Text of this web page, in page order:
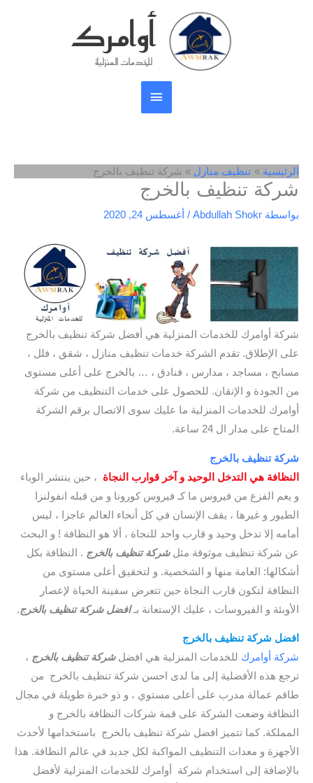
أوامرك
للخدمات المنزلية
القائمة
الرئيسية
الرئيسية تنظيف منازل شركة تنظيف بالخرج
شركة تنظيف بالخرج
بواسطة Abdullah Shokr
/ أغسطس 24, 2020
شركة أوامرك للخدمات المنزلية هي أفضل شركة تنظيف بالخرج
على الإطلاق. تقدم الشركة خدمات تنظيف منازل ، شقق ، فلل ،
مسابح ، مساجد ، مدارس ، فنادق ، … بالخرج على أعلى مستوى
من الجودة و الإتقان. للحصول على خدمات التنظيف من شركة
أوامرك للخدمات المنزلية ما عليك سوى الاتصال برقم الشركة
المتاح على مدار ال 24 ساعة.
شركة تنظيف بالخرج
النظافة هي التدخل الوحيد و آخر قوارب النجاة ، حين ينتشر الوباء
و يعم الفزع من فيروس ما كـ فيروس كورونا و من قبله انفولنزا
الطيور و غيرها ، يقف الإنسان في كل أنحاء العالم عاجزا ، ليس
أمامه إلا تدخل وحيد و قارب واحد للنجاة ، ألا هو النظافة ! و البحث
عن شركة تنظيف موثوقة مثلشركة تنظيف بالخرج . النظافة بكل
أشكالها: العامة منها و الشخصية. و لتحقيق أعلى مستوى من
النظافة لتكون قارب النجاة حين تتعرض سفينة الحياة لإعصار
الأوبئة و الفيروسات ، عليك الإستعانة بـافضل شركة تنظيف بالخرج.
افضل شركة تنظيف بالخرج
شركة أوامرك للخدمات المنزلية هي افضلشركة تنظيف بالخرج ،
ترجع هذه الأفضلية إلى ما لدى احسن شركة تنظيف بالخرج من
طاقم عمالة مدرب على أعلى مستوي ، و ذو خبرة طويلة في مجال
النظافة وضعت الشركة على قمة شركات النظافة بالخرج و
المملكة. كما تتميز افضل شركة تنظيف بالخرج باستخدامها لأحدث
الأجهزة و معدات التنظيف المواكبة لكل جديد في عالم النظافة. هذا
بالإضافة إلى استخدام شركة أوامرك للخدمات المنزلية لأفضل